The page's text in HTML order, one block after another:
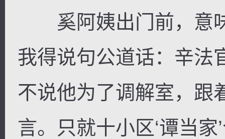
奚阿姨出门前，意味
我得说句公道话：辛法
不说他为了调解室，跟
言。只就十小区‘谭当